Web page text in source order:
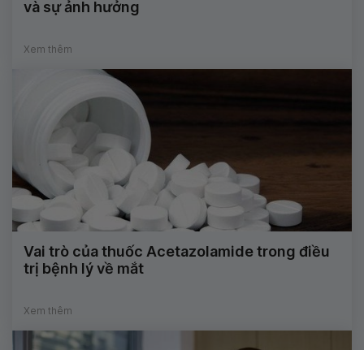
và sự ảnh hưởng
Xem thêm
Vai trò của thuốc Acetazolamide trong điều
trị bệnh lý về mắt
Xem thêm